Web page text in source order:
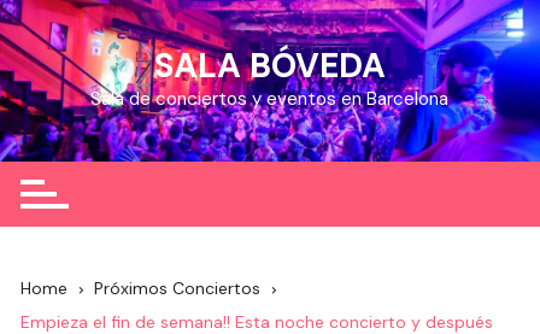
Skip
to
content
SALA BÓVEDA
Sala de conciertos y eventos en Barcelona
Home
Próximos Conciertos
Empieza el fin de semana!! Esta noche concierto y después